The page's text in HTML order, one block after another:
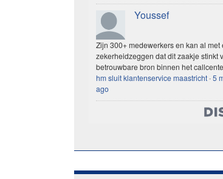
Youssef
Zijn 300+ medewerkers en kan al met
zekerheidzeggen dat dit zaakje stinkt
betrouwbare bron binnen het
hm sluit klantenservice maastricht ·5
ago